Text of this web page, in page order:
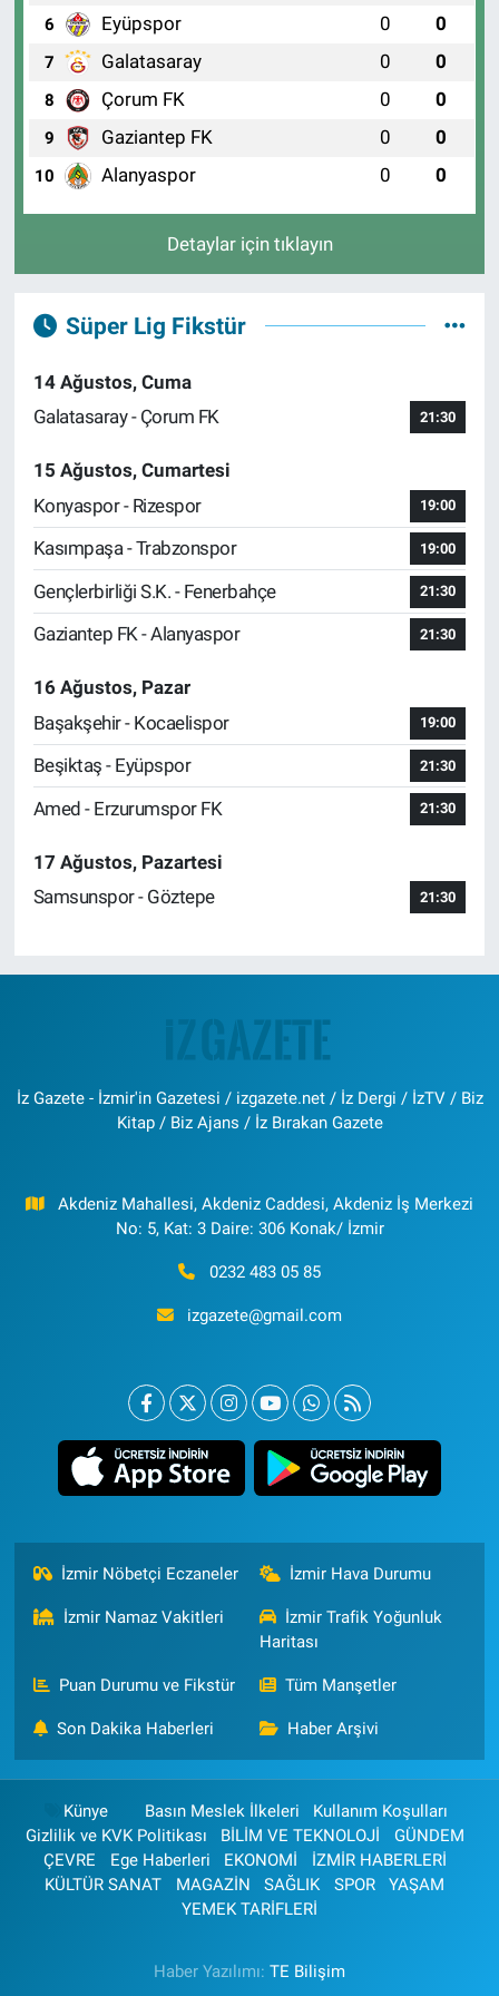
İnci Eczanesi
Fevzipaşa Bulvarı No:6 Gümrük Konak İzmir
0 (232) 445 43 86
Yeni Hatay Eczanesi
0 (232) 489 86 78
6 Eyüpspor 0 0
7 Galatasaray 0 0
8 Çorum FK 0 0
9 Gaziantep FK 0 0
10 Alanyaspor 0 0
Detaylar için tıklayın
Süper Lig Fikstür
14 Ağustos, Cuma
Galatasaray - Çorum FK
21:30
15 Ağustos, Cumartesi
Konyaspor - Rizespor
19:00
Kasımpaşa - Trabzonspor 19:00
Gençlerbirliği S.K. - Fenerbahçe 21:30
Gaziantep FK - Alanyaspor 21:30
16 Ağustos, Pazar
Başakşehir - Kocaelispor
19:00
Beşiktaş - Eyüpspor 21:30
Amed - Erzurumspor FK 21:30
17 Ağustos, Pazartesi
Samsunspor - Göztepe
21:30
İz Gazete - İzmir'in Gazetesi / izgazete.net / İz Dergi / İzTV / Biz
Kitap / Biz Ajans / İz Bırakan Gazete
Akdeniz Mahallesi, Akdeniz Caddesi, Akdeniz İş Merkezi
No: 5, Kat: 3 Daire: 306 Konak/ İzmir
0232 483 05 85
izgazete@gmail.com
İzmir Nöbetçi Eczaneler İzmir Hava Durumu
İzmir Namaz Vakitleri
İzmir Trafik Yoğunluk
Haritası
Puan Durumu ve Fikstür Tüm Manşetler
Son Dakika Haberleri Haber Arşivi
Künye Basın Meslek İlkeleri
Kullanım Koşulları
Gizlilik ve KVK Politikası
BİLİM VE TEKNOLOJİ
GÜNDEM
ÇEVRE
Ege Haberleri EKONOMİ
İZMİR HABERLERİ
KÜLTÜR SANAT
MAGAZİN SAĞLIK SPOR
YAŞAM
YEMEK TARİFLERİ
Haber Yazılımı: TE Bilişim